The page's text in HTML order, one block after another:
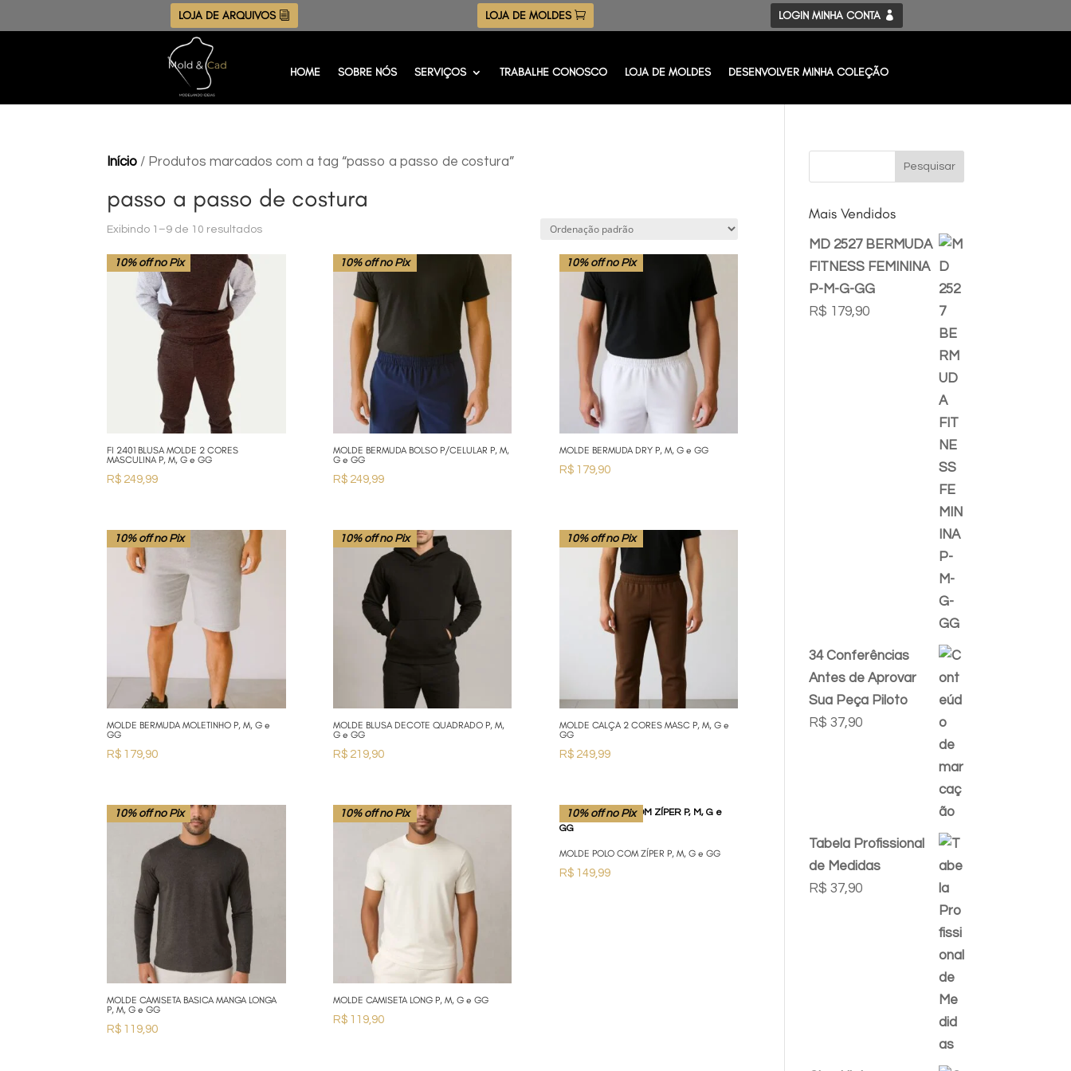
LOJA DE ARQUIVOS LOJA DE MOLDES LOGIN MINHA CONTA
HOME SOBRE NÓS SERVIÇOS TRABALHE CONOSCO LOJA DE MOLDES DESENVOLVER MINHA COLEÇÃO
Início / Produtos marcados com a tag “passo a passo de costura”
passo a passo de costura
Exibindo 1–9 de 10 resultados
10% off no Pix
FI 2401 BLUSA MOLDE 2 CORES
MASCULINA P, M, G e GG
R$ 249,99
10% off no Pix
MOLDE BERMUDA BOLSO P/CELULAR P, M,
G e GG
R$249,99
10% off no Pix
MOLDE BERMUDA DRY P, M, G e GG
R$179,90
10% off no Pix
MOLDE BERMUDA MOLETINHO P, M, G e
GG
R$ 179,90
10% off no Pix
MOLDE BLUSA DECOTE QUADRADO P, M,
G e GG
R$219,90
10% off no Pix
MOLDE CALÇA 2 CORES MASC P, M, G e
GG
R$249,99
10% off no Pix
MOLDE CAMISETA BASICA MANGA LONGA
P, M, G e GG
R$ 119,90
10% off no Pix
MOLDE CAMISETA LONG P, M, G e GG
R$119,90
10% off no Pix
MOLDE POLO COM ZÍPER P, M, G e GG
R$149,99
Mais Vendidos
MD 2527 BERMUDA
FITNESS FEMININA
P-M-G-GG
R$ 179,90
34 Conferências
Antes de Aprovar
Sua Peça Piloto
R$ 37,90
Tabela Profissional
de Medidas
R$ 37,90